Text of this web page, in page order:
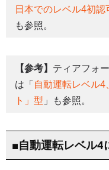
日本でのレベル4初
も参照。
【参考】 ティアフォ
は「 自動運転レベル
ト」型 」も参照。
■自動運転レベル4